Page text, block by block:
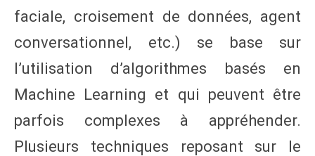
faciale, croisement de données, agent
conversationnel, etc.) se base sur
l’utilisation d’algorithmes basés en
Machine Learning et qui peuvent être
parfois complexes à appréhender.
Plusieurs techniques reposant sur le